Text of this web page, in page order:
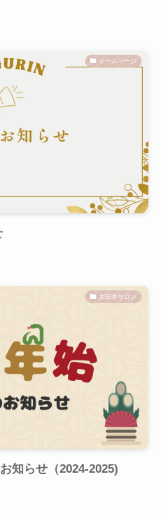
ホームページ
太田市サロン
知らせ（2024-2025)